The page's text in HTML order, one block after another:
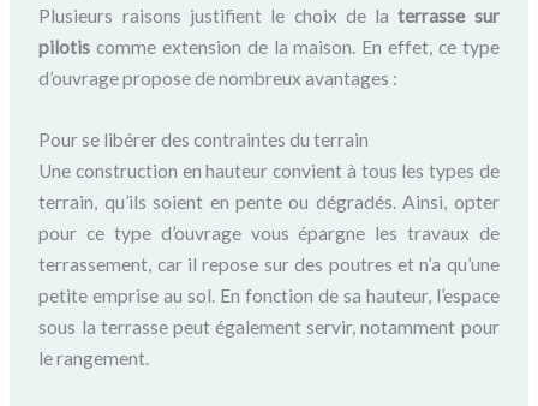
Plusieurs raisons justifient le choix de laterrasse sur
pilotis comme extension de la maison. En effet, ce type
d’ouvrage propose de nombreux avantages :
Pour se libérer des contraintes du terrain
Une construction en hauteur convient à tous les types de
terrain, qu’ils soient en pente ou dégradés. Ainsi, opter
pour ce type d’ouvrage vous épargne les travaux de
terrassement, car il repose sur des poutres et n’a qu’une
petite emprise au sol. En fonction de sa hauteur, l’espace
sous la terrasse peut également servir, notamment pour
le rangement.